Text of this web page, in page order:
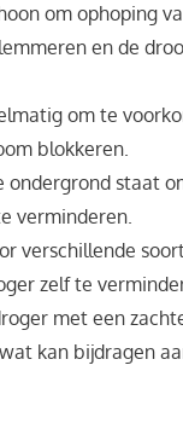
om ophoping
en de
om te
blokkeren.
ondergrond staat
verminderen.
verschillende
zelf te
met een
kan bijdragen